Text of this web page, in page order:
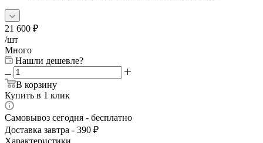
21 600 ₽
/шт
Много
Нашли дешевле?
В корзину
Купить в 1 клик
Самовывоз сегодня - бесплатно
Доставка завтра - 390 ₽
Характеристики